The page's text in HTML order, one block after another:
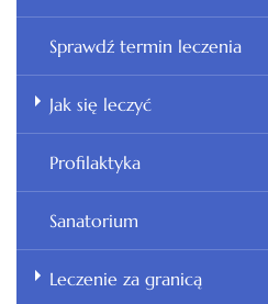
Sprawdź termin leczenia
Jak się leczyć
Profilaktyka
Sanatorium
Leczenie za granicą